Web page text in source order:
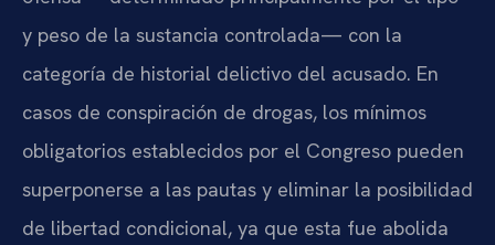
y peso de la sustancia controlada— con la
categoría de historial delictivo del acusado. En
casos de conspiración de drogas, los mínimos
obligatorios establecidos por el Congreso pueden
superponerse a las pautas y eliminar la posibilidad
de libertad condicional, ya que esta fue abolida